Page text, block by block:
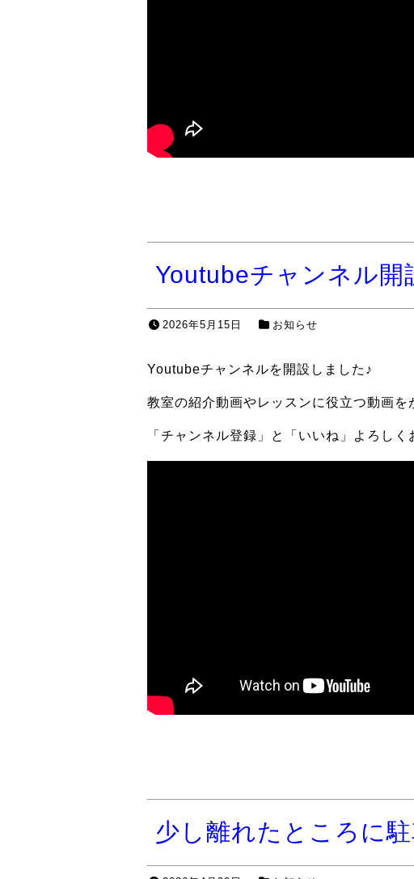
Youtubeチャンネル開
2026年5月15日 お知らせ
Youtubeチャンネルを開設しました♪
教室の紹介動画やレッスンに役立つ動画を
「チャンネル登録」と「いいね」よろしく
少し離れたところに